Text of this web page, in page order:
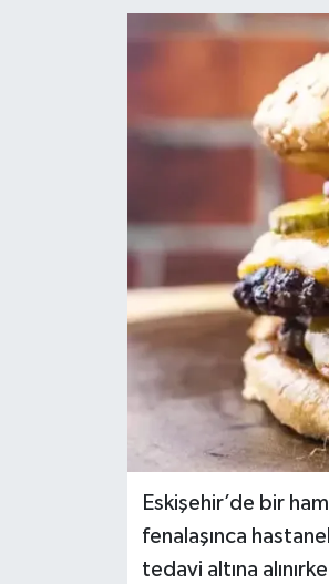
Eskişehir’de bir
fenalaşınca
tedavi altına